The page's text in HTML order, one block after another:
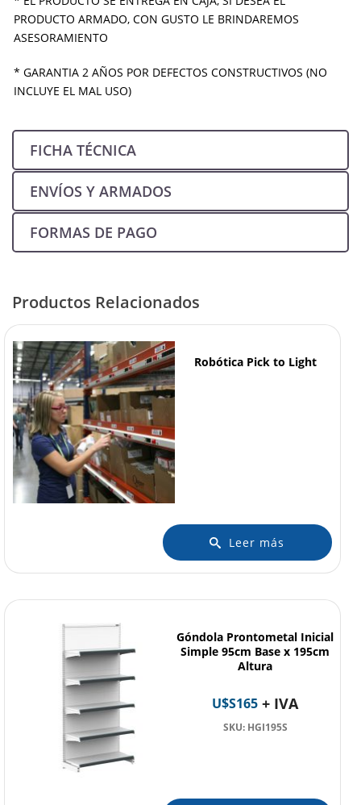
PRODUCTO ARMADO, CON GUSTO LE BRINDAREMOS
ASESORAMIENTO
* GARANTIA 2 AÑOS POR DEFECTOS CONSTRUCTIVOS (NO
INCLUYE EL MAL USO)
FICHA TÉCNICA
ENVÍOS Y ARMADOS
FORMAS DE PAGO
Productos Relacionados
Robótica Pick to Light
Leer más
Góndola Prontometal Inicial
Simple 95cm Base x 195cm
Altura
U$S165 + IVA
SKU: HGI195S